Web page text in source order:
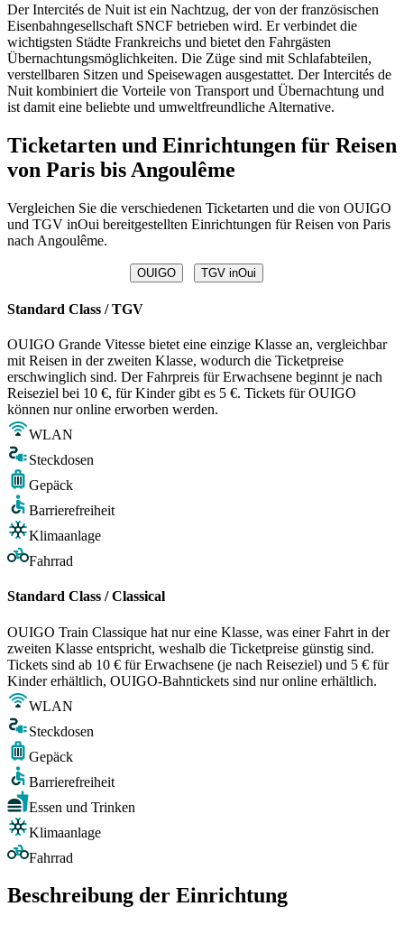
Der Intercités de Nuit ist ein Nachtzug, der von der französischen
Eisenbahngesellschaft SNCF betrieben wird. Er verbindet die
wichtigsten Städte Frankreichs und bietet den Fahrgästen
Übernachtungsmöglichkeiten. Die Züge sind mit Schlafabteilen,
verstellbaren Sitzen und Speisewagen ausgestattet. Der Intercités de
Nuit kombiniert die Vorteile von Transport und Übernachtung und
ist damit eine beliebte und umweltfreundliche Alternative.
Ticketarten und Einrichtungen für Reisen
von Paris bis Angoulême
Vergleichen Sie die verschiedenen Ticketarten und die von OUIGO
und TGV inOui bereitgestellten Einrichtungen für Reisen von Paris
nach Angoulême.
OUIGO TGV inOui
Standard Class / TGV
OUIGO Grande Vitesse bietet eine einzige Klasse an, vergleichbar
mit Reisen in der zweiten Klasse, wodurch die Ticketpreise
erschwinglich sind. Der Fahrpreis für Erwachsene beginnt je nach
Reiseziel bei 10 €, für Kinder gibt es 5 €. Tickets für OUIGO
können nur online erworben werden.
WLAN
Steckdosen
Gepäck
Barrierefreiheit
Klimaanlage
Fahrrad
Standard Class / Classical
OUIGO Train Classique hat nur eine Klasse, was einer Fahrt in der
zweiten Klasse entspricht, weshalb die Ticketpreise günstig sind.
Tickets sind ab 10 € für Erwachsene (je nach Reiseziel) und 5 € für
Kinder erhältlich, OUIGO-Bahntickets sind nur online erhältlich.
WLAN
Steckdosen
Gepäck
Barrierefreiheit
Essen und Trinken
Klimaanlage
Fahrrad
Beschreibung der Einrichtung